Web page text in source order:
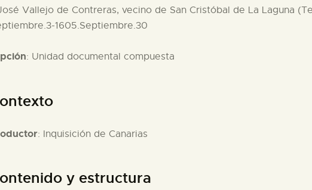
Vallejo de Contreras, vecino de San Cristóbal de La Laguna
1605.Septiembre.30
: Unidad documental compuesta
: Inquisición de Canarias
y estructura